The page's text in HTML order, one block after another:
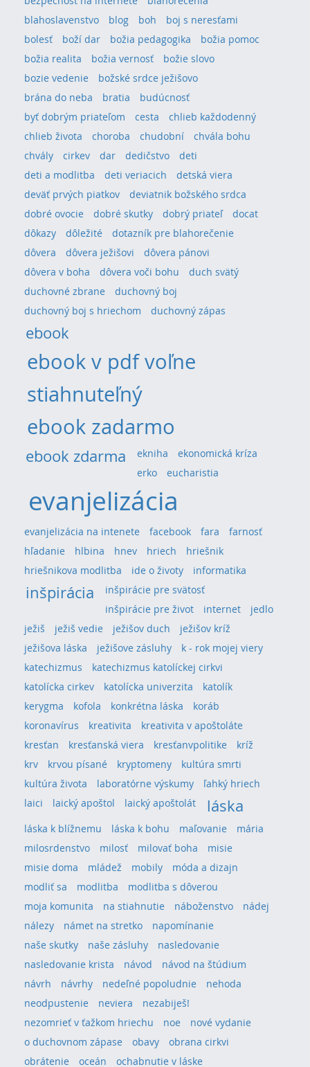
blahoslavenstvo
blog boh
boj s neresťami
bolesť
boží dar božia pedagogika
božia pomoc
božia realita
božia vernosť
božie slovo
bozie vedenie
božské srdce ježišovo
brána do neba
bratia
budúcnosť
byť dobrým priateľom
cesta
chlieb každodenný
chlieb života
choroba chudobní
chvála bohu
chvály
cirkev dar dedičstvo
deti
deti a modlitba
deti veriacich
detská viera
deväť prvých piatkov
deviatnik božského srdca
dobré ovocie
dobré skutky dobrý priateľ
docat
dôkazy
dôležité
dotazník pre blahorečenie
dôvera
dôvera ježišovi
dôvera pánovi
dôvera v boha
dôvera voči bohu
duch svätý
duchovné zbrane
duchovný boj
duchovný boj s hriechom
duchovný zápas
ebook
ebook v pdf voľne
stiahnuteľný
ebook zadarmo
ebook zdarma ekniha
ekonomická kríza
erko
eucharistia
evanjelizácia
evanjelizácia na intenete facebook fara
farnosť
hľadanie
hlbina hnev hriech
hriešnik
hriešnikova modlitba
ide o životy informatika
inšpirácia
inšpirácie pre svätosť
inšpirácie pre život
internet
jedlo
ježiš
ježiš vedie ježišov duch
ježišov kríž
ježišova láska
ježišove zásluhy
k - rok mojej viery
katechizmus
katechizmus katolíckej cirkvi
katolícka cirkev
katolícka univerzita
katolík
kerygma
kofola konkrétna láska
koráb
koronavírus
kreativita
kreativita v apoštoláte
kresťan
kresťanská viera kresťanvpolitike
kríž
krv
krvou písané kryptomeny
kultúra smrti
kultúra života
laboratórne výskumy
ľahký hriech
laici
laický apoštol laický apoštolát láska
láska k blížnemu láska k bohu maľovanie
mária
milosrdenstvo
milosť milovať boha
misie
misie doma
mládež mobily
móda a dizajn
modliť sa
modlitba
modlitba s dôverou
moja komunita
na stiahnutie náboženstvo
nádej
nálezy
námet na stretko
napomínanie
naše skutky
naše zásluhy
nasledovanie
nasledovanie krista
návod
návod na štúdium
návrh
návrhy nedeľné popoludnie
nehoda
neodpustenie
neviera
nezabiješ!
nezomrieť v ťažkom hriechu
noe
nové vydanie
o duchovnom zápase
obavy
obrana cirkvi
obrátenie
oceán
ochabnutie v láske